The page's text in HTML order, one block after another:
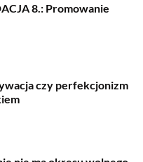
8.: Promowanie
czy perfekcjonizm